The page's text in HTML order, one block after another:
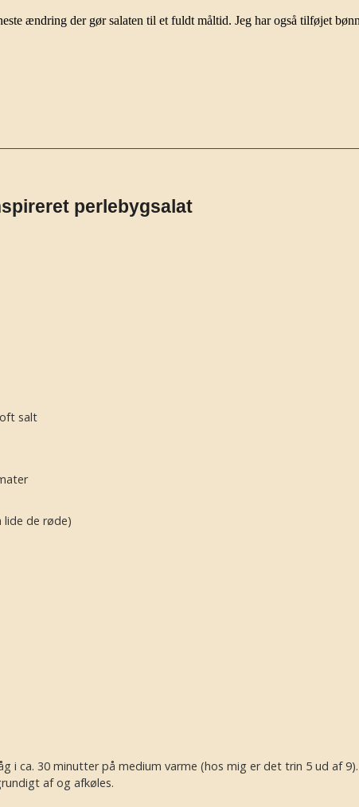
ændring der gør salaten til et fuldt måltid. Jeg har også tilføjet
perlebygsalat
salt
lide de røde)
i ca. 30 minutter på medium varme (hos mig er det trin 5 ud af 9).
af og afkøles.